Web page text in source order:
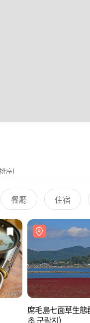
序)
餐廳 住宿
席毛島七面草生態
초 군락지)